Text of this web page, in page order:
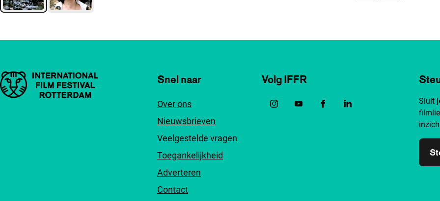
Belangrijke links Snel naar
Over ons
Nieuwsbrieven
Veelgestelde vragen
Toegankelijkheid
Adverteren
Contact
Volg IFFR
Sluit